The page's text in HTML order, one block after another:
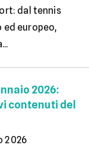
dal tennis
ed europeo,
2026:
contenuti del
2026